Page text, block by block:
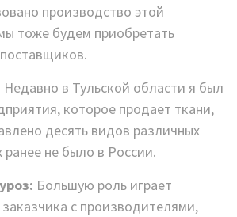
производство этой
тоже будем приобретать
Недавно в Тульской области я был
которое продает ткани,
десять видов различных
ранее не было в России.
Большую роль играет
с производителями,